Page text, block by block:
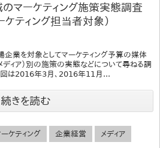
のマーケティング施策実態調査
ティング担当者対象）
企業を対象としてマーケティング予算の媒体
ディア）別の施策の実態などについて尋ねる調
は2016年3月、2016年11月...
続きを読む
ケティング 企業経営 メディア